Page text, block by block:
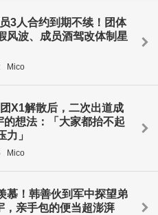
3人合约到期不续！团体
风波、成员酒驾改体制星
Mico
X1解散后，二次出道成
的想法：「大家都抬不起
力」
Mico
慕！韩善伙到军中探望弟
，亲手包的便当超澎湃